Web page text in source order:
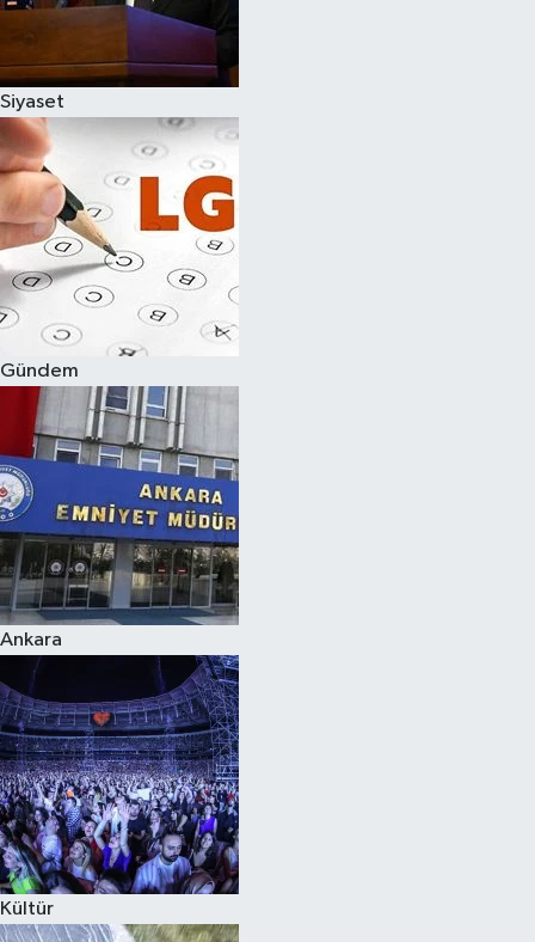
Siyaset
Gündem
Ankara
Kültür
Eğitim
Hava Durumu
Kadın
Kim kimdir?
Kültür Sanat
Sağlık
Siyaset
Teknoloji
Televizyon
Yaşam-Çevre